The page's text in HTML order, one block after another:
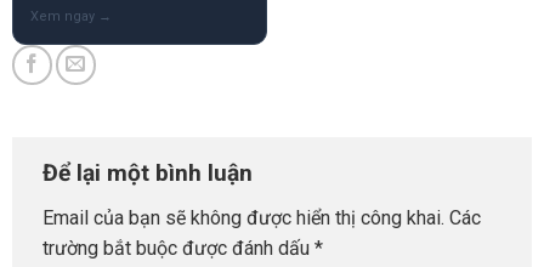
Để lại một bình luận
Email của bạn sẽ không được hiển thị công khai. Các
trường bắt buộc được đánh dấu *